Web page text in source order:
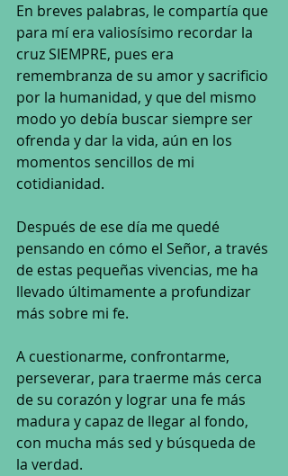
En breves palabras, le compartía que
para mí era valiosísimo recordar la
cruz SIEMPRE, pues era
remembranza de su amor y sacrificio
por la humanidad, y que del mismo
modo yo debía buscar siempre ser
ofrenda y dar la vida, aún en los
momentos sencillos de mi
cotidianidad.
Después de ese día me quedé
pensando en cómo el Señor, a través
de estas pequeñas vivencias, me ha
llevado últimamente a profundizar
más sobre mi fe.
A cuestionarme, confrontarme,
perseverar, para traerme más cerca
de su corazón y lograr una fe más
madura y capaz de llegar al fondo,
con mucha más sed y búsqueda de
la verdad.